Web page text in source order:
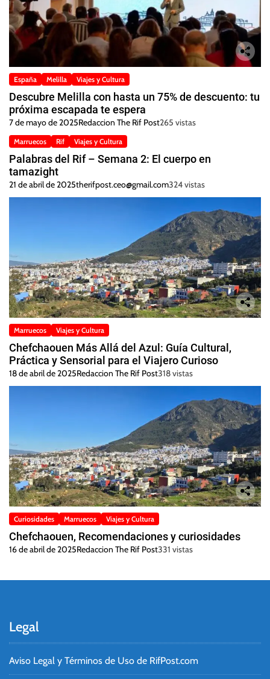
España Melilla Viajes y Cultura
Descubre Melilla con hasta un 75% de descuento: tu
próxima escapada te espera
7 de mayo de 2025Redaccion The Rif Post265 vistas
Marruecos Rif Viajes y Cultura
Palabras del Rif – Semana 2: El cuerpo en
tamazight
21 de abril de 2025therifpost.ceo@gmail.com324 vistas
Marruecos Viajes y Cultura
Chefchaouen Más Allá del Azul: Guía Cultural,
Práctica y Sensorial para el Viajero Curioso
18 de abril de 2025Redaccion The Rif Post318 vistas
Curiosidades Marruecos Viajes y Cultura
Chefchaouen, Recomendaciones y curiosidades
16 de abril de 2025Redaccion The Rif Post331 vistas
Legal
Aviso Legal y Términos de Uso de RifPost.com